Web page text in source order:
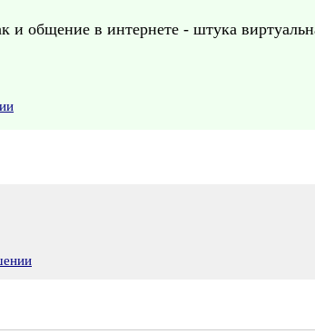
и общение в интернете - штука